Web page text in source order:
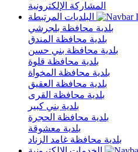
المشاركة الإلكترونية
بلدية محافظة بلجرشي
بلدية محافظة المندق
بلدية محافظة بني حسن
بلدية محافظة قلوة
بلدية محافظة المخواة
بلدية محافظة العقيق
بلدية محافظة القرى
بلدية بني كبير
بلدية محافظة الحجرة
بلدية معشوقة
بلدية محافظة غامد الزناد